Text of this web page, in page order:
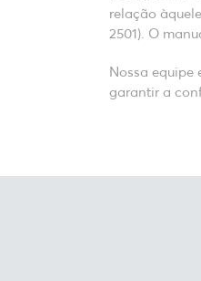
relação
2501). O
Nossa equipe
garantir a